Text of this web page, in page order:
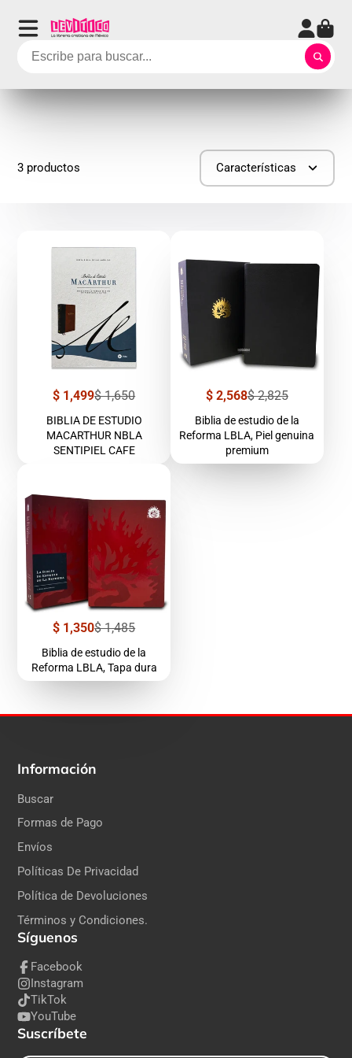
3 productos Características
Precio
venta
$ 1,499Precio
$ 1,650
BIBLIA DE ESTUDIO
MACARTHUR NBLA
SENTIPIEL CAFE
Precio
venta
$ 2,568Precio
$ 2,825
Biblia de estudio de la
Reforma LBLA, Piel genuina
premium
Precio
venta
$ 1,350Precio
$ 1,485
Biblia de estudio de la
Reforma LBLA, Tapa dura
Información
Buscar
Formas de Pago
Envíos
Políticas De Privacidad
Política de Devoluciones
Términos y Condiciones.
Síguenos
Facebook
Instagram
TikTok
YouTube
Suscríbete